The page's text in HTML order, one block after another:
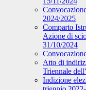
2024/2025
Comparto
Azione di
31/10/2024
Atto di
Triennale
Indizione